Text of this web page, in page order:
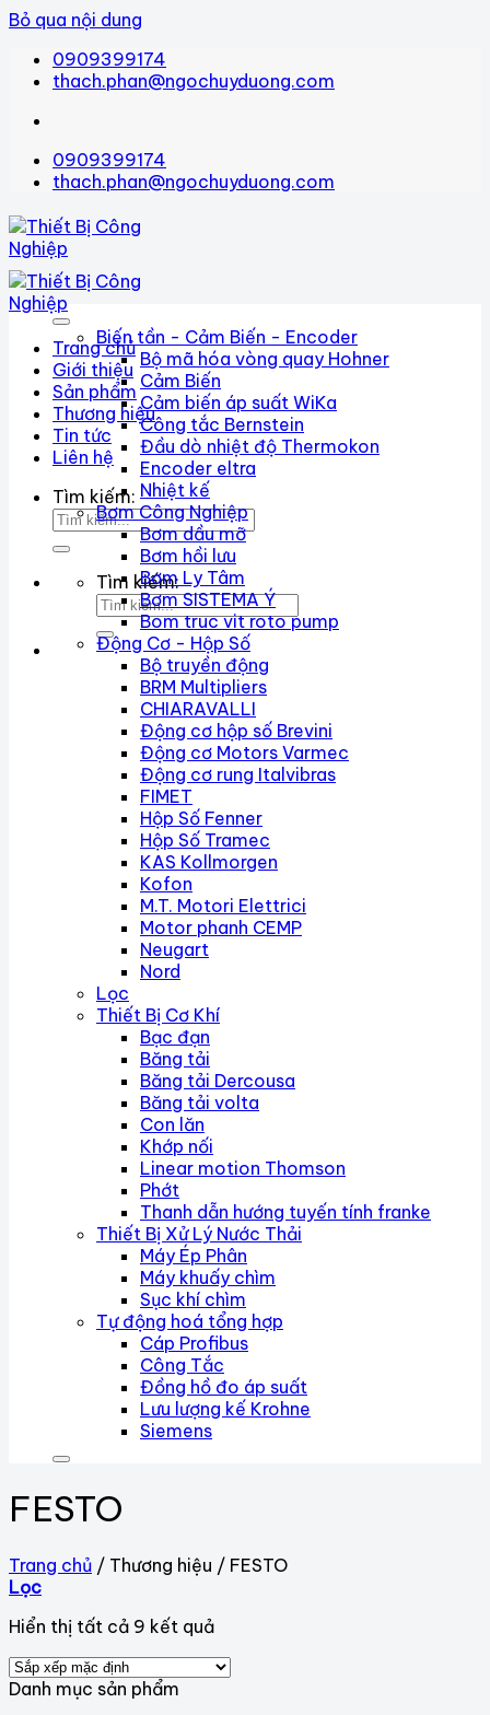
Bỏ qua nội dung
0909399174
thach.phan@ngochuyduong.com
0909399174
thach.phan@ngochuyduong.com
Trang chủ
Giới thiệu
Sản phẩm
Thương hiệu
Tin tức
Liên hệ
Tìm kiếm:
Tìm kiếm:
Biến tần - Cảm Biến - Encoder
Bộ mã hóa vòng quay Hohner
Cảm Biến
Cảm biến áp suất WiKa
Công tắc Bernstein
Đầu dò nhiệt độ Thermokon
Encoder eltra
Nhiệt kế
Bơm Công Nghiệp
Bơm dầu mỡ
Bơm hồi lưu
Bơm Ly Tâm
Bơm SISTEMA Ý
Bom truc vit roto pump
Động Cơ - Hộp Số
Bộ truyền động
BRM Multipliers
CHIARAVALLI
Động cơ hộp số Brevini
Động cơ Motors Varmec
Động cơ rung Italvibras
FIMET
Hộp Số Fenner
Hộp Số Tramec
KAS Kollmorgen
Kofon
M.T. Motori Elettrici
Motor phanh CEMP
Neugart
Nord
Lọc
Thiết Bị Cơ Khí
Bạc đạn
Băng tải
Băng tải Dercousa
Băng tải volta
Con lăn
Khớp nối
Linear motion Thomson
Phớt
Thanh dẫn hướng tuyến tính franke
Thiết Bị Xử Lý Nước Thải
Máy Ép Phân
Máy khuấy chìm
Sục khí chìm
Tự động hoá tổng hợp
Cáp Profibus
Công Tắc
Đồng hồ đo áp suất
Lưu lượng kế Krohne
Siemens
FESTO
Trang chủ / Thương hiệu / FESTO
Lọc
Hiển thị tất cả 9 kết quả
Danh mục sản phẩm